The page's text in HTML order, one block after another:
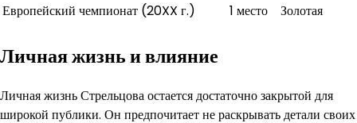
Европейский чемпионат (20XX г.)
1 место Золотая
Личная жизнь и влияние
Личная жизнь Стрельцова остается достаточно закрытой для
широкой публики. Он предпочитает не раскрывать детали своих